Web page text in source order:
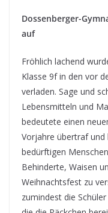
Dossenberger-
auf
Fröhlich lachend
Klasse 9f in den vor
verladen. Sage und
Lebensmitteln und
bedeutete einen
Vorjahre übertraf
bedürftigen
Behinderte, Waisen
Weihnachtsfest zu
zumindest die